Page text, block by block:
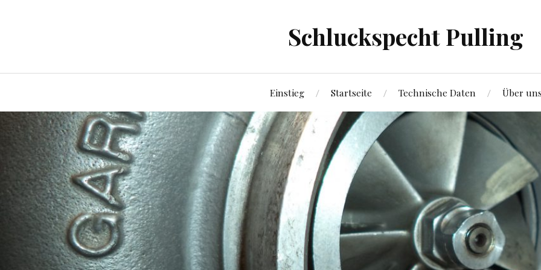
Schluckspecht Pulling
Einstieg Startseite Technische Daten Über